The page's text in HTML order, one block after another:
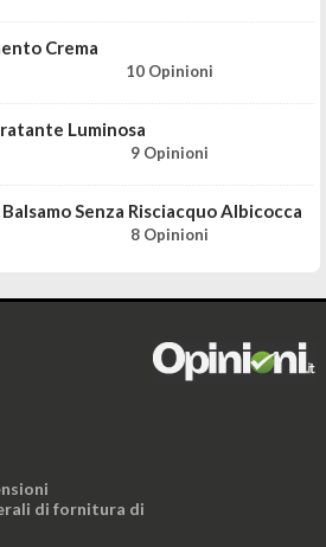
Crema
10 Opinioni
Luminosa
9 Opinioni
Senza Risciacquo Albicocca
8 Opinioni
di fornitura di